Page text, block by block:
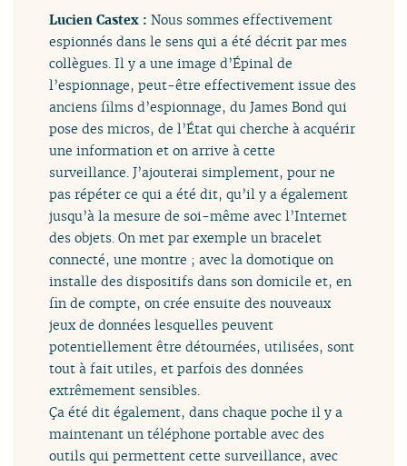
Lucien Castex :Nous sommes effectivement
espionnés dans le sens qui a été décrit par mes
collègues. Il y a une image d’Épinal de
l’espionnage, peut-être effectivement issue des
anciens films d’espionnage, du James Bond qui
pose des micros, de l’État qui cherche à acquérir
une information et on arrive à cette
surveillance. J’ajouterai simplement, pour ne
pas répéter ce qui a été dit, qu’il y a également
jusqu’à la mesure de soi-même avec l’Internet
des objets. On met par exemple un bracelet
connecté, une montre ; avec la domotique on
installe des dispositifs dans son domicile et, en
fin de compte, on crée ensuite des nouveaux
jeux de données lesquelles peuvent
potentiellement être détournées, utilisées, sont
tout à fait utiles, et parfois des données
extrêmement sensibles.
Ça été dit également, dans chaque poche il y a
maintenant un téléphone portable avec des
outils qui permettent cette surveillance, avec